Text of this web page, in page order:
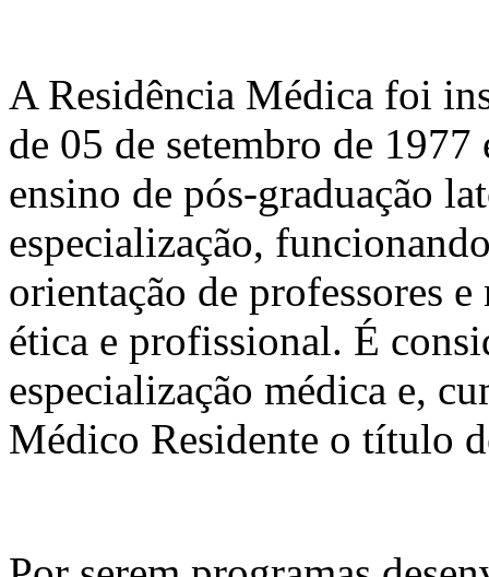
A Residência Médica foi
de 05 de setembro de
ensino de pós-graduação
especialização,
orientação de professores
ética e profissional. É
especialização médica e,
Médico Residente o título